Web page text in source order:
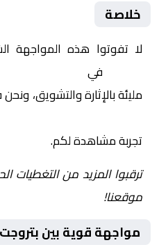
خلاصة
لا تفوتوا هذه المواجهة
في
مليئة بالإثارة والتشويق،
تجربة مشاهدة لكم.
ترقبوا المزيد من التغطيات
موقعنا!
مواجهة قوية بين